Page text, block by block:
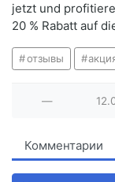
jetzt und
20 % Rabatt auf
отзывы
—
Комментарии